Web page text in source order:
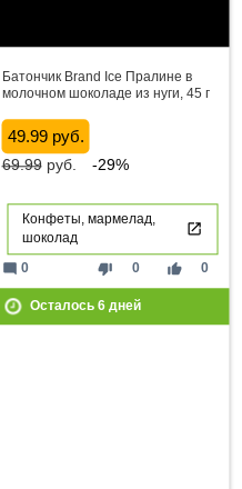
Батончик Brand Ice Пралине в
молочном шоколаде из нуги, 45 г
49.99 руб.
69.99руб. -29%
Конфеты, мармелад,
шоколад
thumb_down 0 thumb_up 0
mode_comment 0
Осталось 6дней